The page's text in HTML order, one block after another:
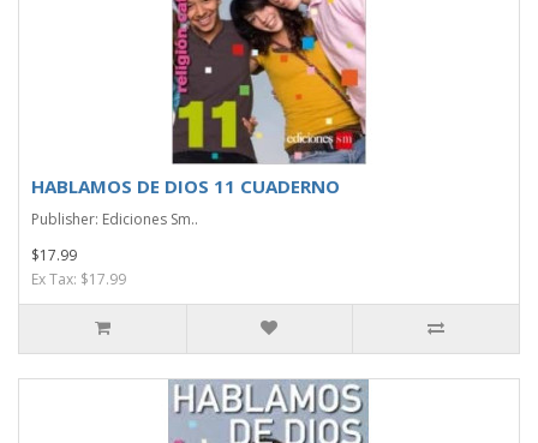
HABLAMOS DE DIOS 11 CUADERNO
Publisher: Ediciones Sm..
$17.99
Ex Tax: $17.99